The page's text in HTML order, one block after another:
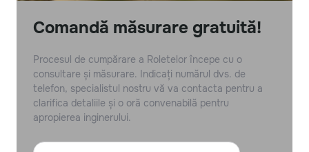
Comandă măsurare gratuită!
Procesul de cumpărare a Roletelor începe cu o
consultare și măsurare. Indicați numărul dvs. de
telefon, specialistul nostru vă va contacta pentru a
clarifica detaliile și o oră convenabilă pentru
apropierea inginerului.